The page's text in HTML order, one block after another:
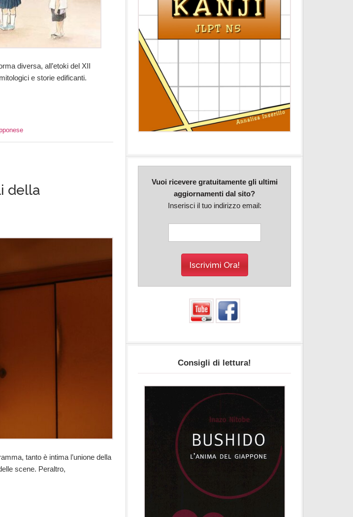
diversa, all’etoki del XII
e storie edificanti.
della
tanto è intima l’unione della
scene. Peraltro,
Vuoi ricevere gratuitamente gli ultimi
aggiornamenti dal sito?
Inserisci il tuo indirizzo email:
Consigli di lettura!